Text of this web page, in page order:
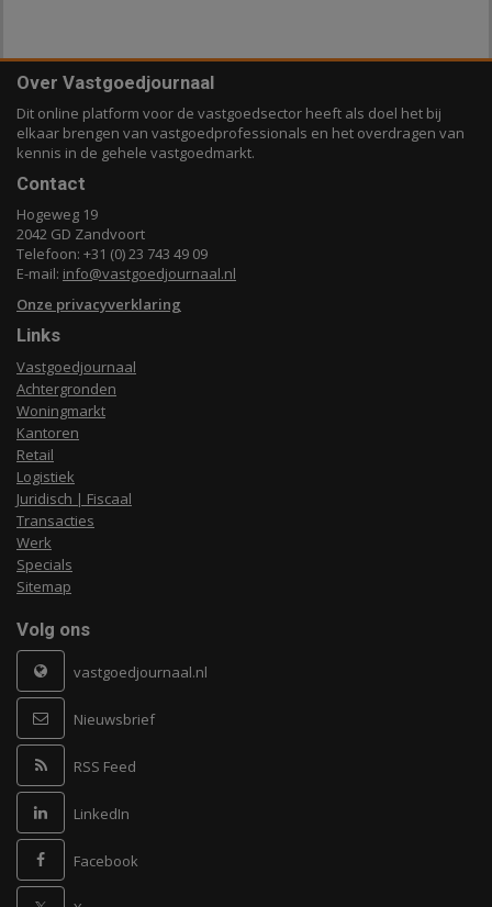
Over Vastgoedjournaal
Dit online platform voor de vastgoedsector heeft als doel het bij
elkaar brengen van vastgoedprofessionals en het overdragen van
kennis in de gehele vastgoedmarkt.
Contact
Hogeweg 19
2042 GD Zandvoort
Telefoon: +31 (0) 23 743 49 09
E-mail: info@vastgoedjournaal.nl
Onze privacyverklaring
Links
Vastgoedjournaal
Achtergronden
Woningmarkt
Kantoren
Retail
Logistiek
Juridisch | Fiscaal
Transacties
Werk
Specials
Sitemap
Volg ons
vastgoedjournaal.nl
Nieuwsbrief
RSS Feed
LinkedIn
Facebook